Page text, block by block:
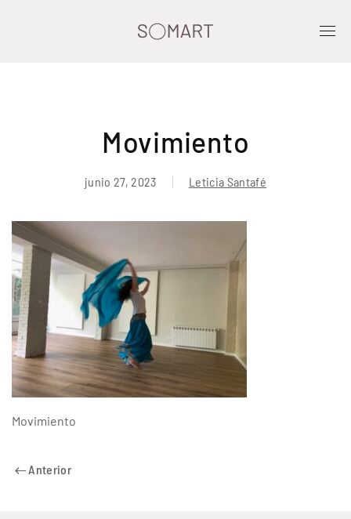
Movimiento
junio 27, 2023 Leticia Santafé
Movimiento
Anterior